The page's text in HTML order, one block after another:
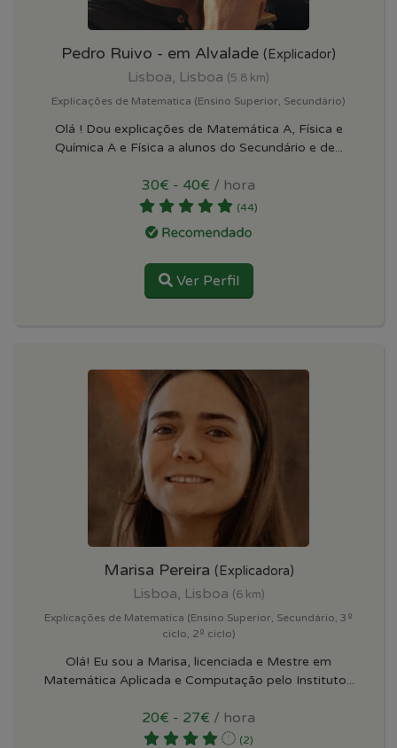
Pedro Ruivo - em Alvalade (Explicador)
Lisboa, Lisboa (5.8 km)
Explicações de Matematica (Ensino Superior, Secundário)
Olá ! Dou explicações de Matemática A, Física e
Química A e Física a alunos do Secundário e de...
30€ - 40€ / hora
(44)
Ver Perfil
Marisa Pereira (Explicadora)
Lisboa, Lisboa (6 km)
Explicações de Matematica (Ensino Superior, Secundário, 3º
ciclo, 2º ciclo)
Olá! Eu sou a Marisa, licenciada e Mestre em
Matemática Aplicada e Computação pelo Instituto...
20€ - 27€ / hora
(2)